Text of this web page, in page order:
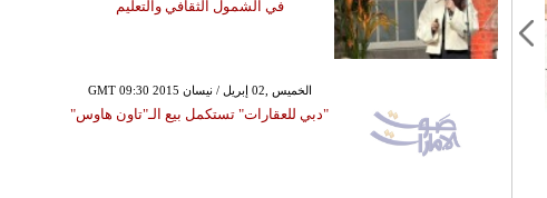
في الشمول الثقافي والتعليم
GMT 09:30 2015 الخميس ,02 إبريل / نيسان
"دبي للعقارات" تستكمل بيع الـ"تاون هاوس"